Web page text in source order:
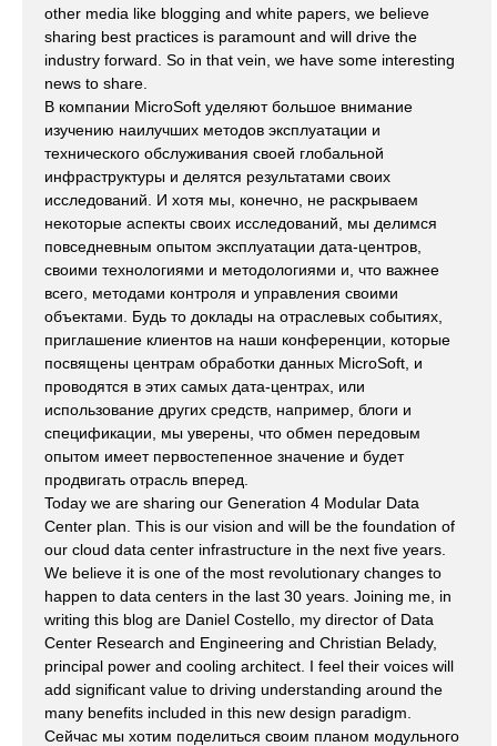
other media like blogging and white papers, we believe
sharing best practices is paramount and will drive the
industry forward. So in that vein, we have some interesting
news to share.
В компании MicroSoft уделяют большое внимание
изучению наилучших методов эксплуатации и
технического обслуживания своей глобальной
инфраструктуры и делятся результатами своих
исследований. И хотя мы, конечно, не раскрываем
некоторые аспекты своих исследований, мы делимся
повседневным опытом эксплуатации дата-центров,
своими технологиями и методологиями и, что важнее
всего, методами контроля и управления своими
объектами. Будь то доклады на отраслевых событиях,
приглашение клиентов на наши конференции, которые
посвящены центрам обработки данных MicroSoft, и
проводятся в этих самых дата-центрах, или
использование других средств, например, блоги и
спецификации, мы уверены, что обмен передовым
опытом имеет первостепенное значение и будет
продвигать отрасль вперед.
Today we are sharing our Generation 4 Modular Data
Center plan. This is our vision and will be the foundation of
our cloud data center infrastructure in the next five years.
We believe it is one of the most revolutionary changes to
happen to data centers in the last 30 years. Joining me, in
writing this blog are Daniel Costello, my director of Data
Center Research and Engineering and Christian Belady,
principal power and cooling architect. I feel their voices will
add significant value to driving understanding around the
many benefits included in this new design paradigm.
Сейчас мы хотим поделиться своим планом модульного